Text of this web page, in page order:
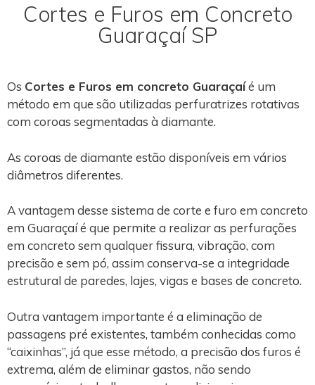
Cortes e Furos em Concreto
Guaraçaí SP
Os Cortes e Furos em concreto Guaraçaíé um
método em que são utilizadas perfuratrizes rotativas
com coroas segmentadas à diamante.
As coroas de diamante estão disponíveis em vários
diâmetros diferentes.
A vantagem desse sistema de corte e furo em concreto
em Guaraçaí é que permite a realizar as perfurações
em concreto sem qualquer fissura, vibração, com
precisão e sem pó, assim conserva-se a integridade
estrutural de paredes, lajes, vigas e bases de concreto.
Outra vantagem importante é a eliminação de
passagens pré existentes, também conhecidas como
“caixinhas”, já que esse método, a precisão dos furos é
extrema, além de eliminar gastos, não sendo